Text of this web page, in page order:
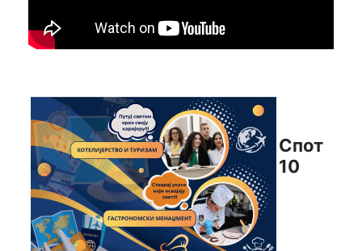
Спот
10